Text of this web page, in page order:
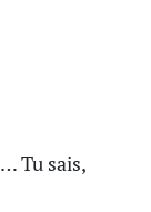
Tu sais,